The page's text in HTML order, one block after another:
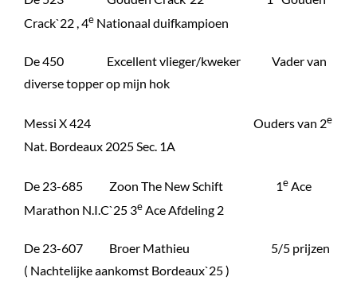
Crack`22 , 4e Nationaal duifkampioen
De 450 Excellent vlieger/kweker Vader van
diverse topper op mijn hok
Messi X 424 Ouders van 2e
Nat. Bordeaux 2025 Sec. 1A
De 23-685 Zoon The New Schift 1eAce
Marathon N.I.C`25 3eAce Afdeling 2
De 23-607 Broer Mathieu 5/5 prijzen
( Nachtelijke aankomst Bordeaux`25 )